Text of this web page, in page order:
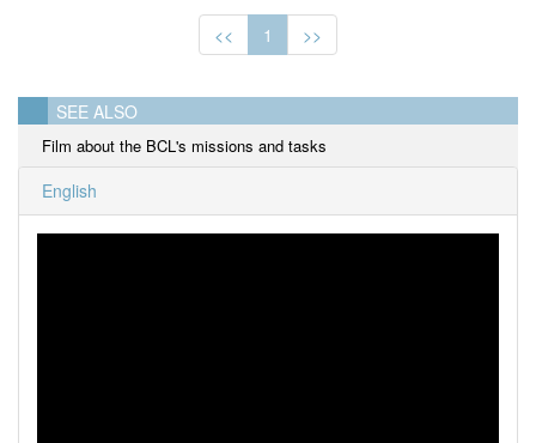
<< 1 >>
SEE ALSO
Film about the BCL's missions and tasks
English